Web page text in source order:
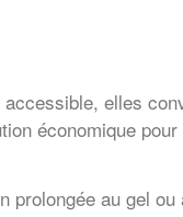
elles
économique
au gel